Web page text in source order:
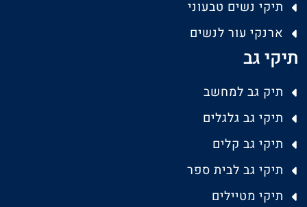
תיקי נשים טבעוני
ארנקי עור לנשים
תיקי גב
תיק גב למחשב
תיקי גב גלגלים
תיקי גב קלים
תיקי גב לבית ספר
תיקי מטיילים